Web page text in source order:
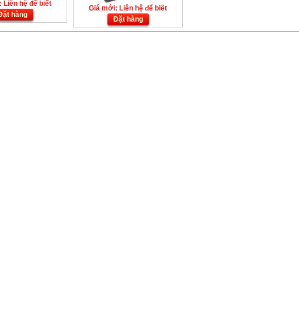
Liên hệ để biết
hàng
Giá mới: Liên hệ để biết
Đặt hàng